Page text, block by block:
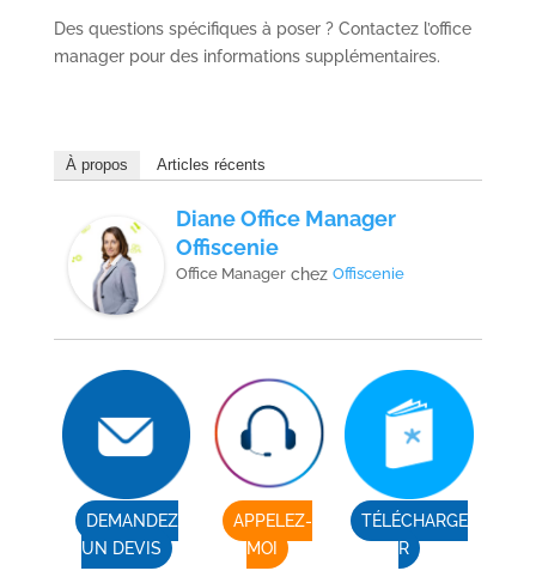
Des questions spécifiques à poser ? Contactez l’office
manager pour des informations supplémentaires.
À propos Articles récents
Diane Office Manager
Offiscenie
Office Managerchez Offiscenie
DEMANDEZ
UN DEVIS
APPELEZ-
MOI
TÉLÉCHARGE
R